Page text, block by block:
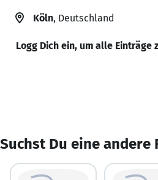
Köln, Deutschland
Logg Dich ein, um alle Einträge
Suchst Du eine andere